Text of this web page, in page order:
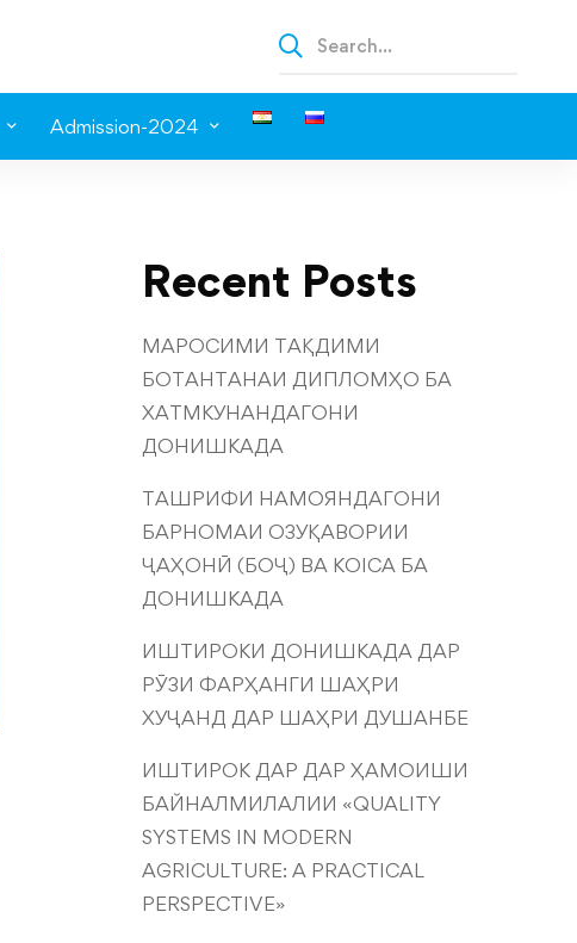
Admission-2024
Recent Posts
МАРОСИМИ ТАҚДИМИ
БОТАНТАНАИ ДИПЛОМҲО БА
ХАТМКУНАНДАГОНИ
ДОНИШКАДА
ТАШРИФИ НАМОЯНДАГОНИ
БАРНОМАИ ОЗУҚАВОРИИ
ҶАҲОНӢ (БОҶ) ВА KOICA БА
ДОНИШКАДА
ИШТИРОКИ ДОНИШКАДА ДАР
РӮЗИ ФАРҲАНГИ ШАҲРИ
ХУҶАНД ДАР ШАҲРИ ДУШАНБЕ
ИШТИРОК ДАР ДАР ҲАМОИШИ
БАЙНАЛМИЛАЛИИ «QUALITY
SYSTEMS IN MODERN
AGRICULTURE: A PRACTICAL
PERSPECTIVE»